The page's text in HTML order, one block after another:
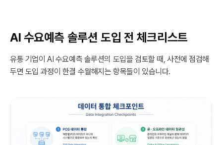
AI 수요예측 솔루션 도입 전 체크리스트
유통 기업이 AI 수요예측 솔루션의 도입을 검토할 때, 사전에 점검해
두면 도입 과정이 한결 수월해지는 항목들이 있습니다.